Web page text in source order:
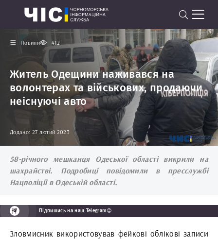
Новини 412
Житель Одещини наживався на
волонтерах та військових, продаючи
неіснуючі авто
Додано: 27 лютий 2023
58-річного мешканця Одеської області викрили на
шахрайстві. Подробиці повідомили в пресслужбі
Нацполіції в Одеській області.
Підпишись на наш Telegram😉
Зловмисник використовував фейкові облікові записи